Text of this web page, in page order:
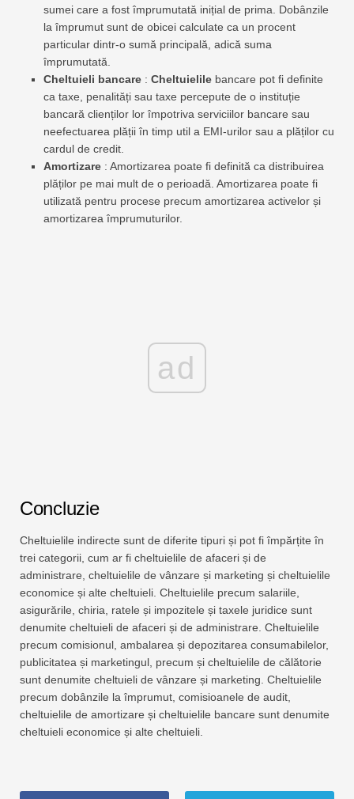
sumei care a fost împrumutată inițial de prima. Dobânzile
la împrumut sunt de obicei calculate ca un procent
particular dintr-o sumă principală, adică suma
împrumutată.
Cheltuieli bancare : Cheltuielile bancare pot fi definite
ca taxe, penalități sau taxe percepute de o instituție
bancară clienților lor împotriva serviciilor bancare sau
neefectuarea plății în timp util a EMI-urilor sau a plăților cu
cardul de credit.
Amortizare : Amortizarea poate fi definită ca distribuirea
plăților pe mai mult de o perioadă. Amortizarea poate fi
utilizată pentru procese precum amortizarea activelor și
amortizarea împrumuturilor.
ad
Concluzie
Cheltuielile indirecte sunt de diferite tipuri și pot fi împărțite în
trei categorii, cum ar fi cheltuielile de afaceri și de
administrare, cheltuielile de vânzare și marketing și cheltuielile
economice și alte cheltuieli. Cheltuielile precum salariile,
asigurările, chiria, ratele și impozitele și taxele juridice sunt
denumite cheltuieli de afaceri și de administrare. Cheltuielile
precum comisionul, ambalarea și depozitarea consumabilelor,
publicitatea și marketingul, precum și cheltuielile de călătorie
sunt denumite cheltuieli de vânzare și marketing. Cheltuielile
precum dobânzile la împrumut, comisioanele de audit,
cheltuielile de amortizare și cheltuielile bancare sunt denumite
cheltuieli economice și alte cheltuieli.